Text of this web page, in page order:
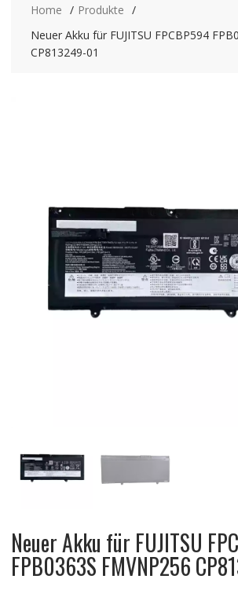
Home
Produkte
Neuer Akku für FUJITSU FPCBP594
CP813249-01
Neuer Akku für FUJITSU
FPB0363S FMVNP256